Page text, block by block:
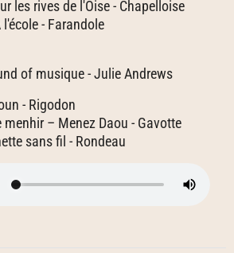
les rives de l'Oise - Chapelloise
- Farandole
of musique - Julie Andrews
- Rigodon
menhir – Menez Daou - Gavotte
sans fil - Rondeau